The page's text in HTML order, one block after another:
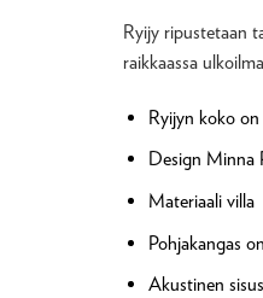
Ryijy ripustetaan
raikkaassa
Ryijyn koko
Design Minna
Materiaali villa
Pohjakangas
Akustinen